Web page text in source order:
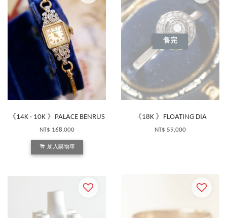
《14K ‧ 10K 》PALACE BENRUS
NT$ 168,000
加入購物車
售完
《18K 》FLOATING DIA
NT$ 59,000